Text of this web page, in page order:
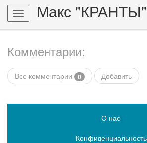
Toggle
navigation
Макс "КРАНТЫ"
Комментарии:
Все комментарии 0 Добавить
О нас
Конфиденциальность